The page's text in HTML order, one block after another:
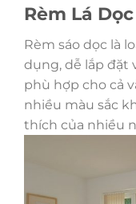
Rèm Lá
Rèm sáo dọc là
dụng, dễ lắp đặt
phù hợp cho cả
nhiều màu sắc
thích của nhiều